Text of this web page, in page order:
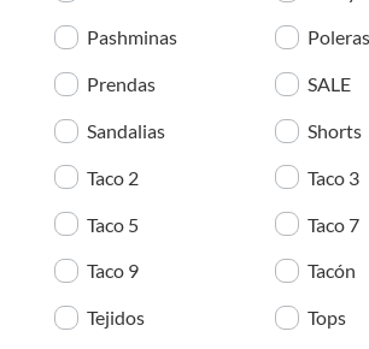
Pashminas Poleras
Prendas SALE
Sandalias Shorts
Taco 2 Taco 3
Taco 5 Taco 7
Taco 9 Tacón
Tejidos Tops